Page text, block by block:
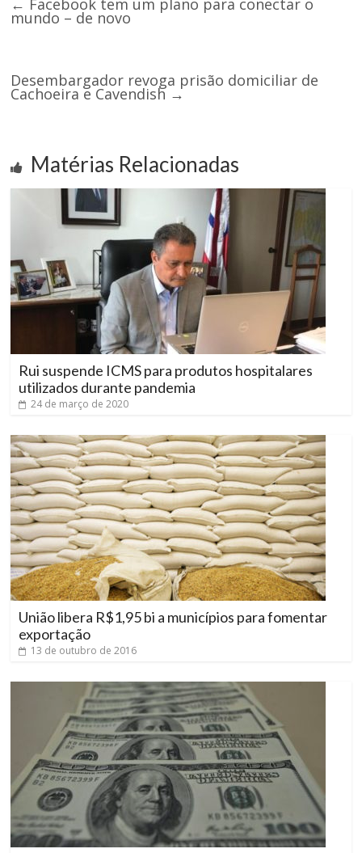
mundo – de novo
Desembargador revoga prisão domiciliar de
Cachoeira e Cavendish →
Matérias Relacionadas
Rui suspende ICMS para produtos hospitalares
utilizados durante pandemia
24 de março de 2020
União libera R$1,95 bi a municípios para fomentar
exportação
13 de outubro de 2016